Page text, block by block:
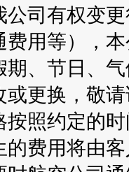
公司有权变
费用等），
期、节日、
或更换，敬
按照约定的
的费用将由